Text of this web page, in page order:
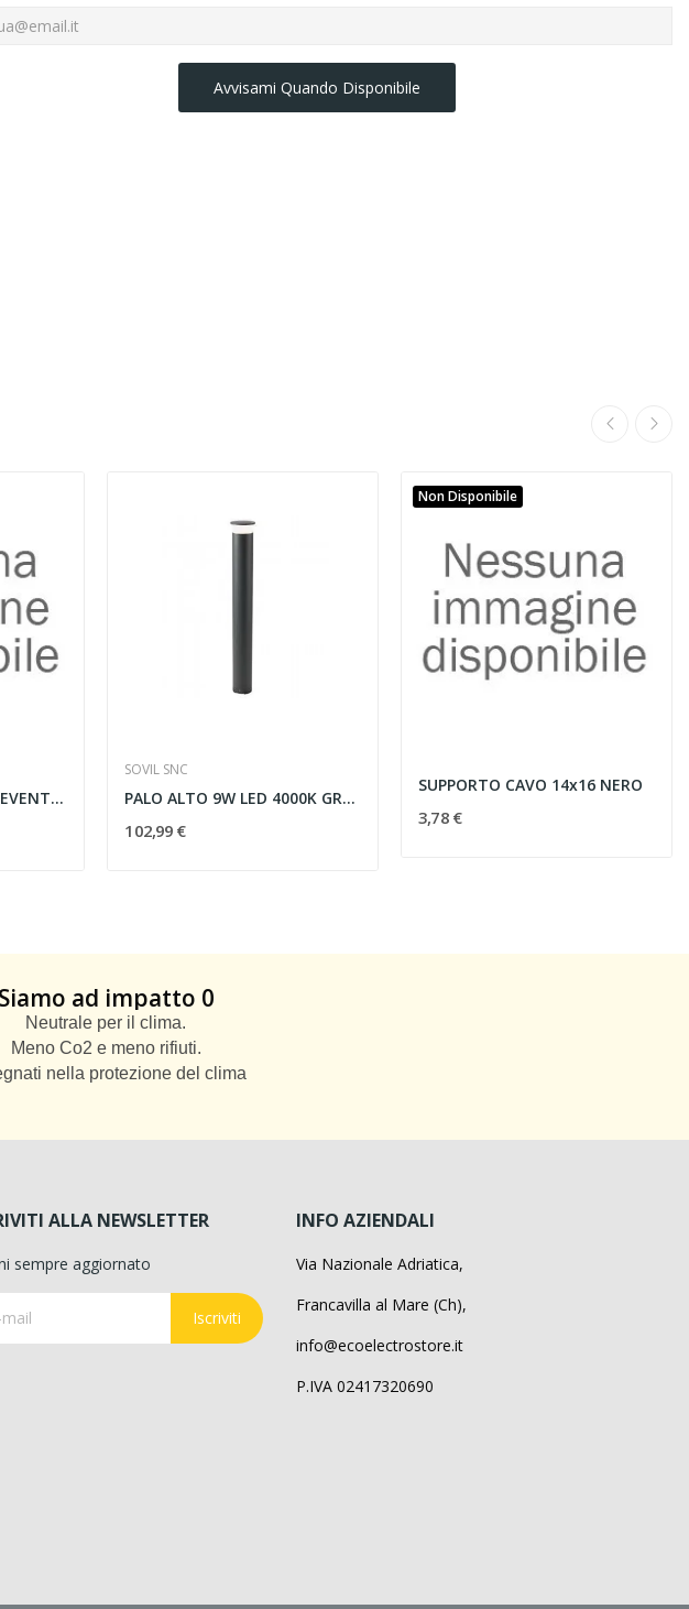
Avvisami Quando Disponibile
CONTROLLER CON RICEVENTE RF 4xCC
SOVIL SNC
PALO ALTO 9W LED 4000K GRAFITE - SOVIL 99165/16
102,99 €
Non Disponibile
SUPPORTO CAVO 14x16 NERO
3,78 €
Siamo ad impatto 0
Neutrale per il clima.
Meno Co2 e meno rifiuti.
nella protezione del clima
ALLA NEWSLETTER
sempre aggiornato
Iscriviti
INFO AZIENDALI
Via Nazionale Adriatica,
Francavilla al Mare (Ch),
info@ecoelectrostore.it
P.IVA 02417320690